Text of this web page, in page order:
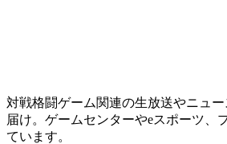
対戦格闘ゲーム関連の生放送やニュ
届け。ゲームセンターやeスポーツ、
ています。